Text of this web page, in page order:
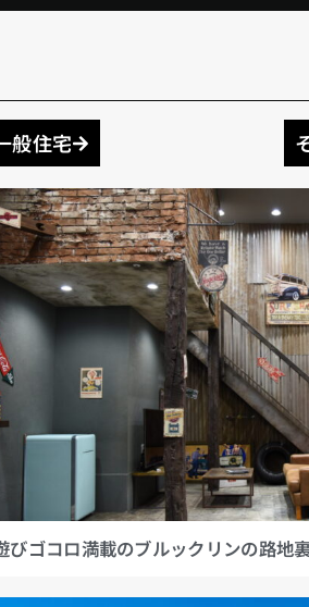
般住宅
びゴコロ満載のブルックリンの路地